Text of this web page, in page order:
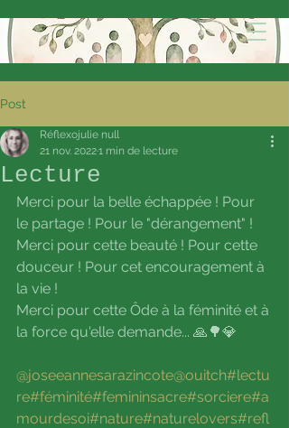
Post
Lecture
Réflexojulie null
21 nov. 20221 min de lecture
Merci pour la belle échappée ! Pour
le partage ! Pour le "dérangement" !
Merci pour cette beauté ! Pour cette
douceur ! Pour cet encouragement à
la vie !
Merci pour cette Ôde à la féminité et à
la force qu'elle demande... 🙏🌳💎
@joseeannesarazincote@ouitch#lectu
re#féminité#femininsacre#sorciere#a
mourdesoi#nature#naturelovers#refl